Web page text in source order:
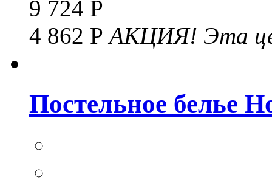
9 724 Р
4 862 РАКЦИЯ! Эта
Постельное белье